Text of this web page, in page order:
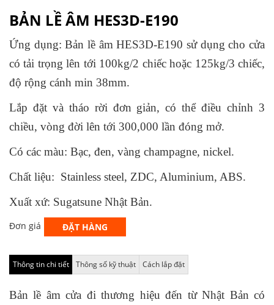
BẢN LỀ ÂM HES3D-E190
Ứng dụng: Bản lề âm HES3D-E190 sử dụng cho cửa
có tải trọng lên tới 100kg/2 chiếc hoặc 125kg/3 chiếc,
độ rộng cánh min 38mm.
Lắp đặt và tháo rời đơn giản, có thể điều chỉnh 3
chiều, vòng đời lên tới 300,000 lần đóng mở.
Có các màu: Bạc, đen, vàng champagne, nickel.
Chất liệu: Stainless steel, ZDC, Aluminium, ABS.
Xuất xứ: Sugatsune Nhật Bản.
Đơn giá ĐẶT HÀNG
Thông tin chi tiết Thông số kỹ thuật Cách lắp đặt
Bản lề âm cửa đi thương hiệu đến từ Nhật Bản có